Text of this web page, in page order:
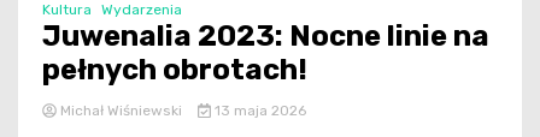
Kultura Wydarzenia
Juwenalia 2023: Nocne linie na
pełnych obrotach!
Michał Wiśniewski 13 maja 2026